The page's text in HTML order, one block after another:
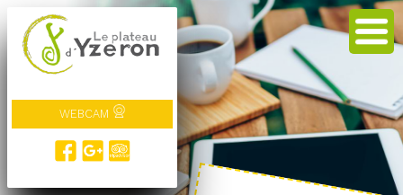
WEBCAM